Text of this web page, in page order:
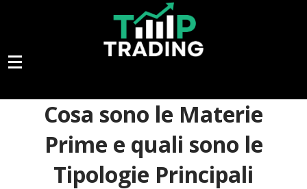
Cosa sono le Materie
Prime e quali sono le
Tipologie Principali